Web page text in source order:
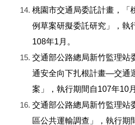
桃園市交通局委託計畫，「
例草案研擬委託研究」，執
108年1月。
交通部公路總局新竹監理站
通安全向下扎根計畫—交通
案」，執行期間自107年10
交通部公路總局新竹監理站
區公共運輸調查」，執行期